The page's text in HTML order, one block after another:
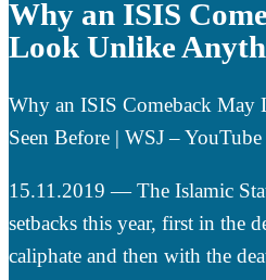
Why an ISIS
Look Unlike
Why an ISIS Comeback
Seen Before | WSJ – YouTube
15.11.2019 — The Islamic
setbacks this year, first in the
caliphate and then with the